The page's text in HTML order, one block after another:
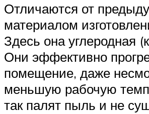
Отличаются от
материалом
Здесь она углеродная
Они эффективно
помещение, даже
меньшую рабочую
так палят пыль и не